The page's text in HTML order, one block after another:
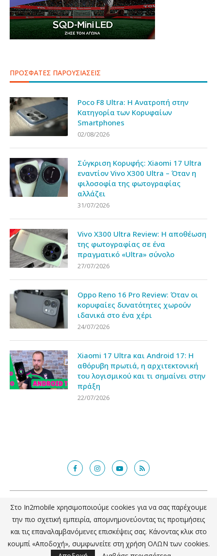
ΠΡΟΣΦΑΤΕΣ ΠΑΡΟΥΣΙΑΣΕΙΣ
Poco F8 Ultra: Η Ανατροπή στην
Κατηγορία των Κορυφαίων
Smartphones
02/08/2026
Σύγκριση Κορυφής: Xiaomi 17 Ultra
εναντίον Vivo X300 Ultra – Όταν η
φιλοσοφία της φωτογραφίας
αλλάζει
31/07/2026
Vivo X300 Ultra Review: Η αποθέωση
της φωτογραφίας σε ένα
πραγματικό «Ultra» σύνολο
27/07/2026
Oppo Reno 16 Pro Review: Όταν οι
κορυφαίες δυνατότητες χωρούν
ιδανικά στο ένα χέρι
24/07/2026
Xiaomi 17 Ultra και Android 17: Η
αθόρυβη πρωτιά, η αρχιτεκτονική
του λογισμικού και τι σημαίνει στην
πράξη
22/07/2026
@2018 - in2mobile.gr. All Right Reserved. Designed and developed by
mcde.gr
ΕΠΙΣΤΡΟΦΗ ΣΤΗΝ ΚΟΡΥΦΗ
Στο In2mobile xρησιμοποιούμε cookies για να σας παρέχουμε
την πιο σχετική εμπειρία, απομνημονεύοντας τις προτιμήσεις
και τις επαναλαμβανόμενες επισκέψεις σας. Κάνοντας κλικ στο
κουμπί «Αποδοχή», συμφωνείτε στη χρήση ΟΛΩΝ των cookies.